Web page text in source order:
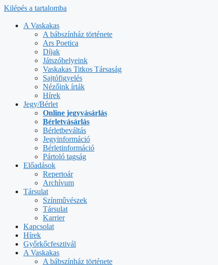
Kilépés a tartalomba
A Vaskakas
A bábszínház története
Ars Poetica
Díjak
Játszóhelyeink
Vaskakas Titkos Társaság
Sajtófigyelés
Nézőink írták
Hírek
Jegy/Bérlet
Online jegyvásárlás
Bérletvásárlás
Bérletbeváltás
Jegyinformáció
Bérletinformáció
Pártoló tagság
Előadások
Repertoár
Archívum
Társulat
Színművészek
Társulat
Karrier
Kapcsolat
Hírek
Győrkőcfesztivál
A Vaskakas
A bábszínház története